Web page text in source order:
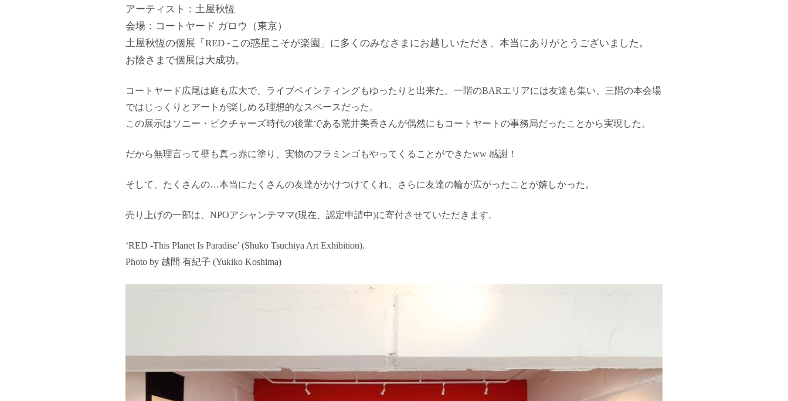
アーティスト：土屋秋恆
会場：コートヤード ガロウ（東京）
土屋秋恆の個展「RED -この惑星こそが楽園」に多くのみなさまにお越しいただき、本当にありがとうございました。
お陰さまで個展は大成功。
コートヤード広尾は庭も広大で、ライブペインティングもゆったりと出来た。一階のBARエリアには友達も集い、三階の本会場
ではじっくりとアートが楽しめる理想的なスペースだった。
この展示はソニー・ピクチャーズ時代の後輩である荒井美香さんが偶然にもコートヤートの事務局だったことから実現した。
だから無理言って壁も真っ赤に塗り、実物のフラミンゴもやってくることができたww 感謝！
そして、たくさんの…本当にたくさんの友達がかけつけてくれ、さらに友達の輪が広がったことが嬉しかった。
売り上げの一部は、NPOアシャンテママ(現在、認定申請中)に寄付させていただきます。
‘RED -This Planet Is Paradise’ (Shuko Tsuchiya Art Exhibition).
Photo by 越間 有紀子 (Yukiko Koshima)